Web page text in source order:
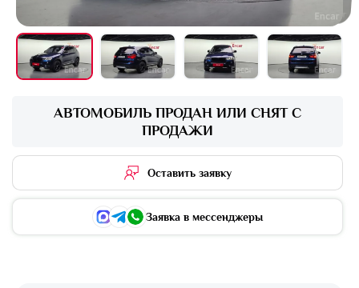
АВТОМОБИЛЬ ПРОДАН ИЛИ СНЯТ С
ПРОДАЖИ
Оставить заявку
Заявка в мессенджеры